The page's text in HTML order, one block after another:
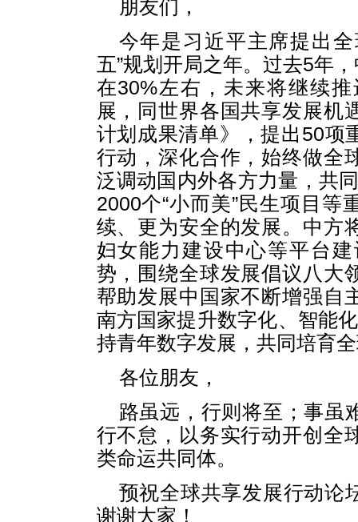
朋友们，
今年是习近平主席提出
五”规划开局之年。过去5年
在30%左右，未来将继续
展，同世界各国共享发展机
计划成果清单》，提出50项
行动，深化合作，始终做全
泛调动国内外各方力量，共
2000个“小而美”民生项目
续、更为安全的发展。中方
妇女能力建设中心等平台
势，围绕全球发展倡议八大
帮助发展中国家不断增强自
南方国家提升数字化、智能
持青年数字发展，共同培育
各位朋友，
路虽远，行则将至；事虽
行不怠，以务实行动开创全
类命运共同体。
预祝全球共享发展行动论
谢谢大家！